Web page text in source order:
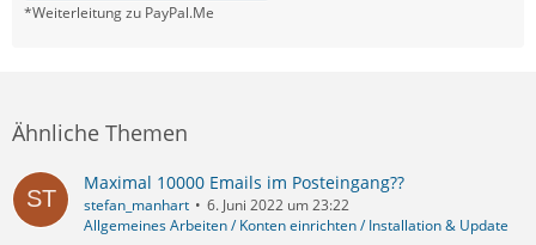
*Weiterleitung zu PayPal.Me
Ähnliche Themen
Maximal 10000 Emails im Posteingang??
stefan_manhart
6. Juni 2022 um 23:22
Allgemeines Arbeiten / Konten einrichten / Installation & Update